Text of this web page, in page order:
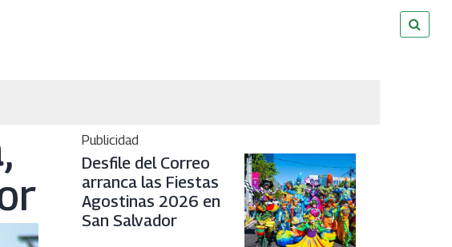
Publicidad
Desfile del Correo
arranca las Fiestas
Agostinas 2026 en
San Salvador